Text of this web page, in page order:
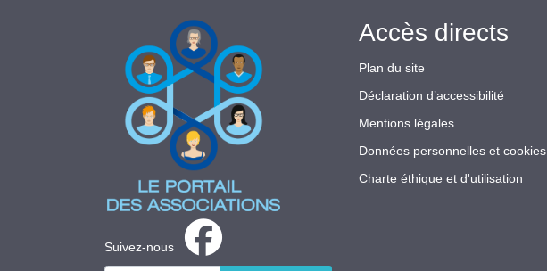
Suivez-nous
Accès directs
Plan du site
Déclaration d’accessibilité
Mentions légales
Données personnelles et cookies
Charte éthique et d'utilisation